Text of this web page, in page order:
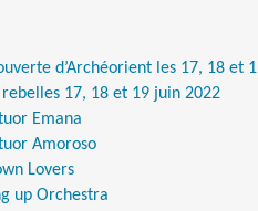
d’Archéorient les 17, 18 et
rebelles 17, 18 et 19 juin 2022
Emana
Amoroso
Lovers
up Orchestra